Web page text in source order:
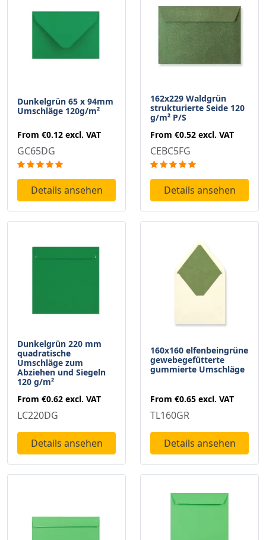
Dunkelgrün 65 x 94mm
Umschläge 120g/m²
From €0.12 excl. VAT
GC65DG
Details ansehen
162x229 Waldgrün
strukturierte Seide 120
g/m² P/S
From €0.52 excl. VAT
CEBC5FG
Details ansehen
Dunkelgrün 220 mm
quadratische
Umschläge zum
Abziehen und Siegeln
120 g/m²
From €0.62 excl. VAT
LC220DG
Details ansehen
160x160 elfenbeingrüne
gewebegefütterte
gummierte Umschläge
From €0.65 excl. VAT
TL160GR
Details ansehen